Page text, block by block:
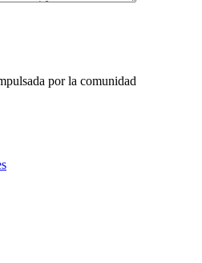
por la comunidad